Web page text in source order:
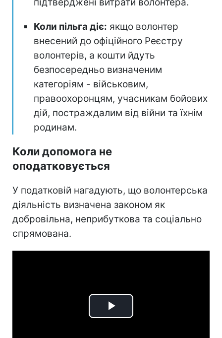
Коли пільга діє: якщо волонтер
внесений до офіційного Реєстру
волонтерів, а кошти йдуть
безпосередньо визначеним
категоріям - військовим,
правоохоронцям, учасникам бойових
дій, постраждалим від війни та їхнім
родинам.
Коли допомога не
оподатковується
У податковій нагадують, що волонтерська
діяльність визначена законом як
добровільна, неприбуткова та соціально
спрямована.
Play